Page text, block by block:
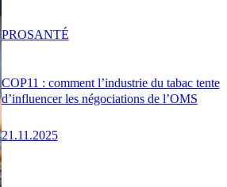
COP11 : comment l’industrie du tabac tente
d’influencer les négociations de l’OMS
21.11.2025
PROSANTÉ